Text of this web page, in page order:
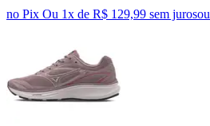
no Pix Ou 1x de R$ 129,99 sem jurosou